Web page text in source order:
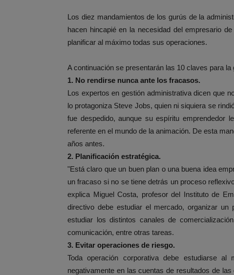
Los diez mandamientos de los gurús de la
hacen hincapié en la necesidad del empresario
planificar al máximo todas sus operaciones.
A continuación se presentarán las 10 claves para
1. No rendirse nunca ante los fracasos.
Los expertos en gestión administrativa dicen que
lo protagoniza Steve Jobs, quien ni siquiera se
fue despedido, aunque su espíritu emprendedor
referente en el mundo de la animación. De esta
años antes.
2. Planificación estratégica.
"Está claro que un buen plan o una buena idea
un fracaso si no se tiene detrás un proceso
explica Miguel Costa, profesor del Instituto de
directivo debe estudiar el mercado, organizar un
estudiar los distintos canales de
comunicación, entre otras tareas.
3. Evitar operaciones de riesgo.
Toda operación corporativa debe estudiarse
negativamente en las cuentas de resultados de